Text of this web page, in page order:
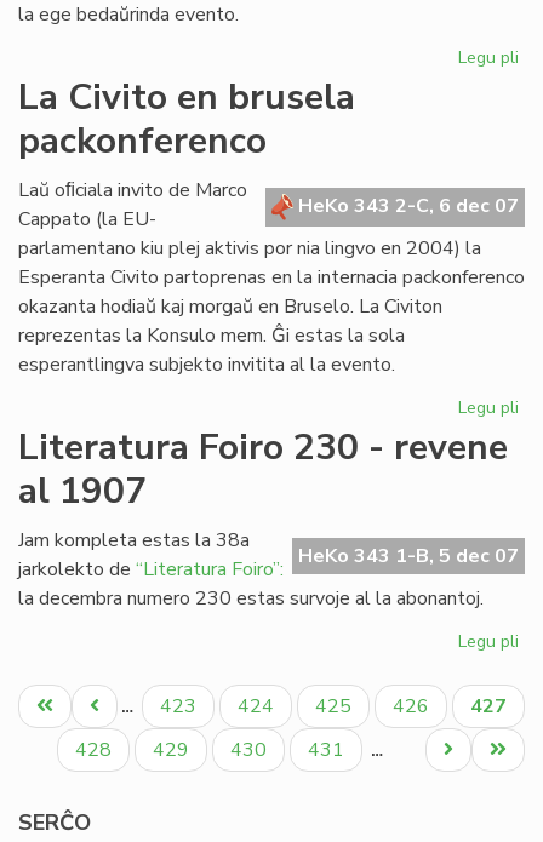
la ege bedaŭrinda evento.
Legu pli
La Civito en brusela
packonferenco
HeKo 343 2-C, 6 dec 07
Laŭ oﬁciala invito de Marco
Cappato (la EU-
parlamentano kiu plej aktivis por nia lingvo en 2004) la
Esperanta Civito partoprenas en la internacia packonferenco
okazanta hodiaŭ kaj morgaŭ en Bruselo. La Civiton
reprezentas la Konsulo mem. Ĝi estas la sola
esperantlingva subjekto invitita al la evento.
Legu pli
Literatura Foiro 230 - revene
al 1907
HeKo 343 1-B, 5 dec 07
Jam kompleta estas la 38a
jarkolekto de “Literatura Foiro”:
la decembra numero 230 estas survoje al la abonantoj.
Legu pli
-
Pagination
Unua
paĝo
Antaŭa
paĝo
… Paĝo
423 Paĝo
424 Paĝo
425 Paĝo
426
Aktuala
paĝo
427
Paĝo
428 Paĝo
429 Paĝo
430 Paĝo
431 …
Last
page
Next
page
SERĈO